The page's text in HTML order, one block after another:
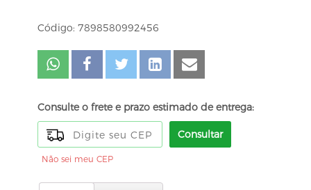
Código: 7898580992456
Consulte o frete e prazo estimado de entrega:
Consultar
Não sei meu CEP